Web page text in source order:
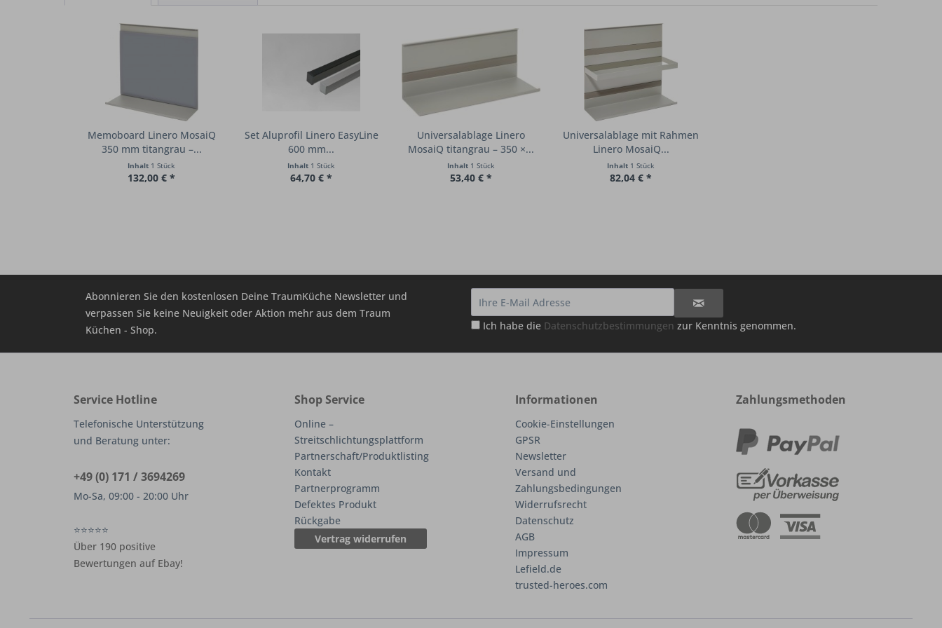
Memoboard Linero MosaiQ
350 mm titangrau –...
Inhalt 1 Stück
132,00 € *
Set Aluprofil Linero EasyLine
600 mm...
Inhalt 1 Stück
64,70 € *
Universalablage Linero
MosaiQ titangrau – 350 ×...
Inhalt 1 Stück
53,40 € *
Universalablage mit Rahmen
Linero MosaiQ...
Inhalt 1 Stück
82,04 € *
Abonnieren Sie den kostenlosen Deine TraumKüche Newsletter und
verpassen Sie keine Neuigkeit oder Aktion mehr aus dem Traum
Küchen - Shop.
Ich habe die Datenschutzbestimmungen zur Kenntnis genommen.
Service Hotline
Telefonische Unterstützung
und Beratung unter:
+49 (0) 171 / 3694269
Mo-Sa, 09:00 - 20:00 Uhr
⭐⭐⭐⭐⭐
Über 190 positive
Bewertungen auf Ebay!
Shop Service
Online –
Streitschlichtungsplattform
Partnerschaft/Produktlisting
Kontakt
Partnerprogramm
Defektes Produkt
Rückgabe
Vertrag widerrufen
Informationen
Cookie-Einstellungen
GPSR
Newsletter
Versand und
Zahlungsbedingungen
Widerrufsrecht
Datenschutz
AGB
Impressum
Lefield.de
trusted-heroes.com
Zahlungsmethoden